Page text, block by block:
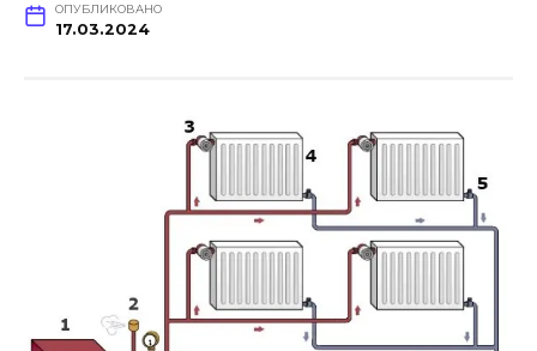
ОПУБЛИКОВАНО
17.03.2024